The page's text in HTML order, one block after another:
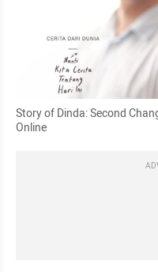
Story of Dinda: Second
Online